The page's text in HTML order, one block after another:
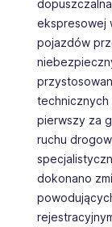
ekspresowej
pojazdów
pierwszy za
ruchu
dokonano